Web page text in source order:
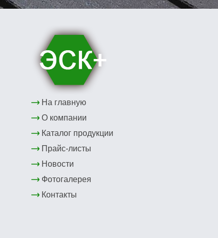
На главную
О компании
Каталог продукции
Прайс-листы
Новости
Фотогалерея
Контакты